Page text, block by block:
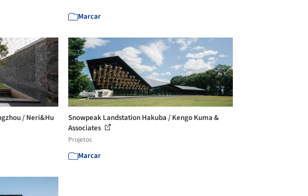
Marcar
/ Neri&Hu
Snowpeak Landstation Hakuba / Kengo Kuma &
Associates
Projetos
Marcar